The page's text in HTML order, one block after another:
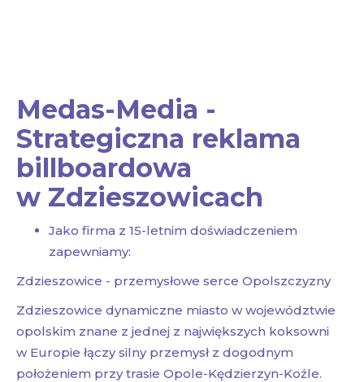
Medas-Media -
Strategiczna reklama
billboardowa
w Zdzieszowicach
Jako firma z 15-letnim doświadczeniem
zapewniamy:
Zdzieszowice - przemysłowe serce Opolszczyzny
Zdzieszowice dynamiczne miasto w województwie
opolskim znane z jednej z największych koksowni
w Europie łączy silny przemysł z dogodnym
położeniem przy trasie Opole-Kędzierzyn-Koźle.